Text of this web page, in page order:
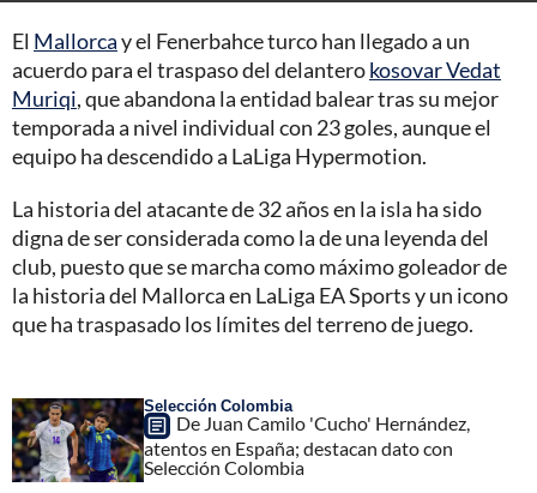
El Mallorcay el Fenerbahce turco han llegado a un
acuerdo para el traspaso del delanterokosovar Vedat
Muriqi, que abandona la entidad balear tras su mejor
temporada a nivel individual con 23 goles, aunque el
equipo ha descendido a LaLiga Hypermotion.
La historia del atacante de 32 años en la isla ha sido
digna de ser considerada como la de una leyenda del
club, puesto que se marcha como máximo goleador de
la historia del Mallorca en LaLiga EA Sports y un icono
que ha traspasado los límites del terreno de juego.
Selección Colombia
De Juan Camilo 'Cucho' Hernández,
atentos en España; destacan dato con
Selección Colombia